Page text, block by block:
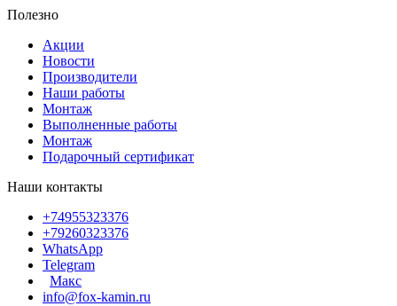
Полезно
Акции
Новости
Производители
Наши работы
Монтаж
Выполненные работы
Монтаж
Подарочный сертификат
Наши контакты
+74955323376
+79260323376
WhatsApp
Telegram
Макс
info@fox-kamin.ru